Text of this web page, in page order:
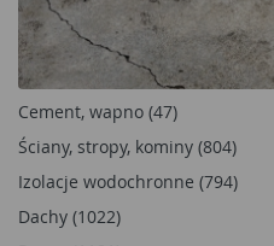
Cement, wapno (47)
Ściany, stropy, kominy (804)
Izolacje wodochronne (794)
Dachy (1022)